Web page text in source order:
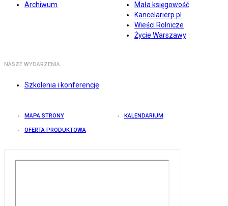
Archiwum
Mała księgowość
Kancelarierp.pl
Wieści Rolnicze
Życie Warszawy
NASZE WYDARZENIA
Szkolenia i konferencje
MAPA STRONY KALENDARIUM
OFERTA PRODUKTOWA